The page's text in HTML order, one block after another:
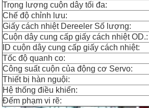
Trọng lượng cuộn dây tối đa:
Chế độ chỉnh lưu:
Giấy cách nhiệt Dereeler Số lượng:
Cuộn dây cung cấp giấy cách nhiệt OD.:
ID cuộn dây cung cấp giấy cách nhiệt:
Tốc độ quanh co:
Công suất cuộn của động cơ Servo:
Thiết bị hàn nguội:
Hệ thống điều khiển:
Đếm phạm vi rẽ: